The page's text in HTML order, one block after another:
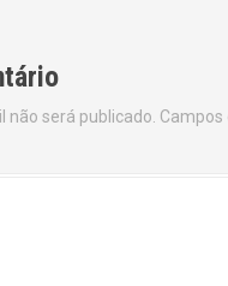
não será publicado.